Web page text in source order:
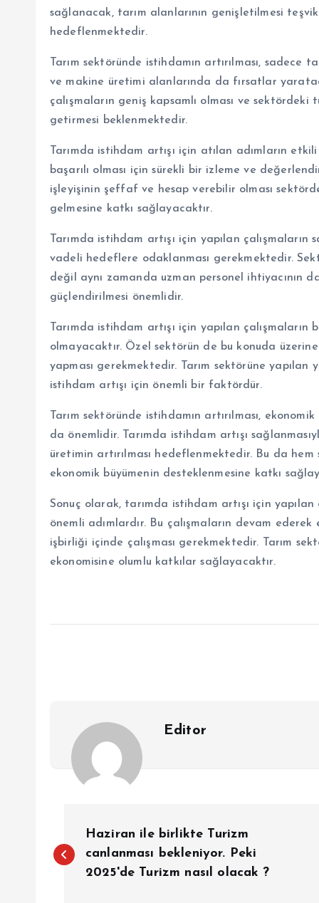
sağlanacak, tarım alanlarının genişletilmesi
hedeflenmektedir.
Tarım sektöründe istihdamın artırılması,
ve makine üretimi alanlarında da fırsatlar
çalışmaların geniş kapsamlı olması ve
getirmesi beklenmektedir.
Tarımda istihdam artışı için atılan adımların
başarılı olması için sürekli bir izleme ve
işleyişinin şeffaf ve hesap verebilir olması
gelmesine katkı sağlayacaktır.
Tarımda istihdam artışı için yapılan
vadeli hedeflere odaklanması gerekmektedir.
değil aynı zamanda uzman personel ihtiyacının
güçlendirilmesi önemlidir.
Tarımda istihdam artışı için yapılan
olmayacaktır. Özel sektörün de bu konuda
yapması gerekmektedir. Tarım sektörüne yapılan
istihdam artışı için önemli bir faktördür.
Tarım sektöründe istihdamın artırılması,
da önemlidir. Tarımda istihdam artışı
üretimin artırılması hedeflenmektedir. Bu da
ekonomik büyümenin desteklenmesine katkı
Sonuç olarak, tarımda istihdam artışı için
önemli adımlardır. Bu çalışmaların devam
işbirliği içinde çalışması gerekmektedir. Tarım
ekonomisine olumlu katkılar sağlayacaktır.
Editor
a
Haziran ile birlikte Turizm
canlanması bekleniyor. Peki
2025'de Turizm nasıl olacak ?